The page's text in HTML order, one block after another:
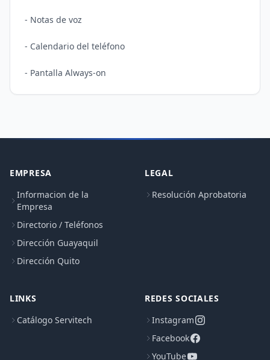
- Notas de voz
- Calendario del teléfono
EMPRESA
Informacion de la
Empresa
Directorio / Teléfonos
Dirección Guayaquil
Dirección Quito
LEGAL
Resolución Aprobatoria
LINKS
Catálogo Servitech
REDES SOCIALES
Instagram
Facebook
YouTube